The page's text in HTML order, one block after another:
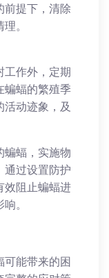
前提下，清除
。
工作外，定期
蝙蝠的繁殖季
动迹象，及
蝙蝠，实施物
通过设置防护
效阻止蝙蝠进
。
可能带来的困